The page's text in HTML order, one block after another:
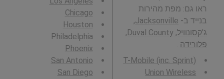
ראו גם: מפת מהירות
בנייד ב-
Jacksonville,
ג'קסונוויל, Duval County,
פלורידה .
T-Mobile (inc. Sprint)
Union Wireless
Chicago
Houston
Philadelphia
Phoenix
San Antonio
San Diego